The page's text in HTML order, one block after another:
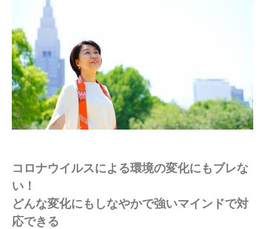
コロナウイルスによる環境の変化にもブレな
い！
どんな変化にもしなやかで強いマインドで対
応できる